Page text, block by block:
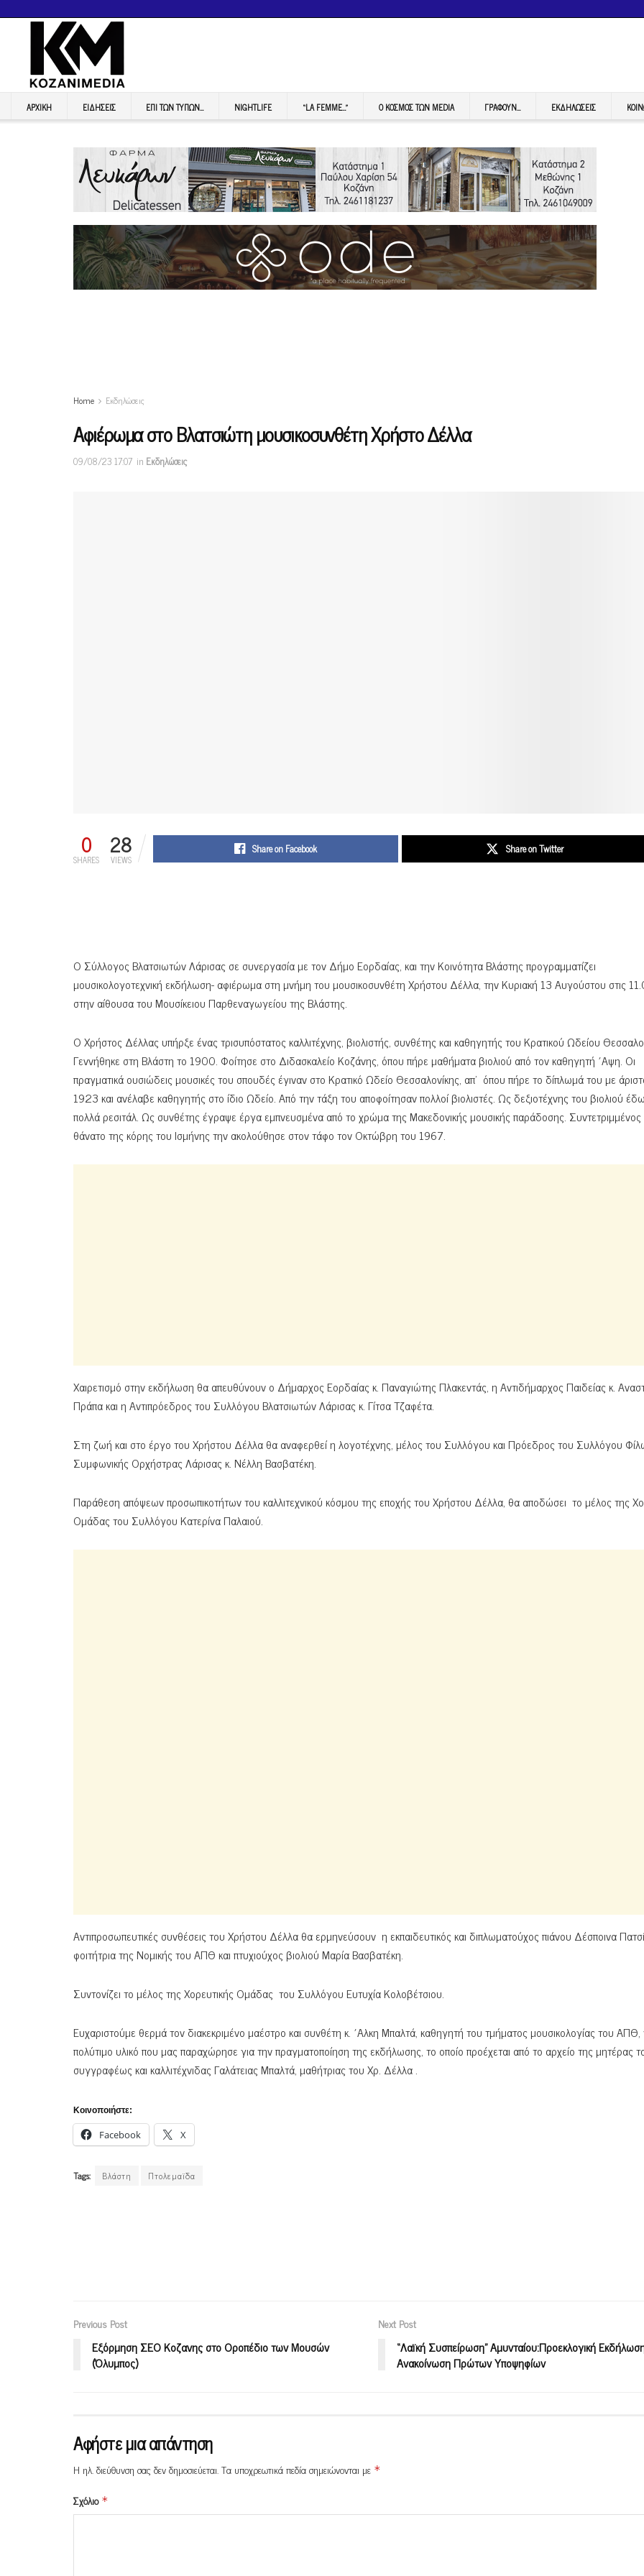
ΑΡΧΙΚΉ ΕΙΔΉΣΕΙΣ ΕΠI ΤΩΝ ΤΥΠΩΝ… NIGHTLIFE “LA FEMME…” Ο ΚΟΣΜΟΣ ΤΩΝ MEDIA ΓΡΆΦΟΥΝ… ΕΚΔΗΛΏΣΕΙΣ
Home Εκδηλώσεις
Αφιέρωμα στο Βλατσιώτη μουσικοσυνθέτη Χρήστο Δέλλα
09/08/23 17:07 in Εκδηλώσεις
0
SHARES 28
VIEWS
Share on Facebook Share on Twitter
Ο Σύλλογος Βλατσιωτών Λάρισας σε συνεργασία με τον Δήμο Εορδαίας, και την Κοινότητα Βλάστης προγραμματίζει
μουσικολογοτεχνική εκδήλωση- αφιέρωμα στη μνήμη του μουσικοσυνθέτη Χρήστου Δέλλα, την Κυριακή 13 Αυγούστου στις
στην αίθουσα του Μουσίκειου Παρθεναγωγείου της Βλάστης.
Ο Χρήστος Δέλλας υπήρξε ένας τρισυπόστατος καλλιτέχνης, βιολιστής, συνθέτης και καθηγητής του Κρατικού Ωδείου
Γεννήθηκε στη Βλάστη το 1900. Φοίτησε στο Διδασκαλείο Κοζάνης, όπου πήρε μαθήματα βιολιού από τον καθηγητή ΄Αψη. Οι
πραγματικά ουσιώδεις μουσικές του σπουδές έγιναν στο Κρατικό Ωδείο Θεσσαλονίκης, απ’ όπου πήρε το δίπλωμά του με
1923 και ανέλαβε καθηγητής στο ίδιο Ωδείο. Από την τάξη του αποφοίτησαν πολλοί βιολιστές. Ως δεξιοτέχνης του βιολιού
πολλά ρεσιτάλ. Ως συνθέτης έγραψε έργα εμπνευσμένα από το χρώμα της Μακεδονικής μουσικής παράδοσης.
θάνατο της κόρης του Ισμήνης την ακολούθησε στον τάφο τον Οκτώβρη του 1967.
Χαιρετισμό στην εκδήλωση θα απευθύνουν ο Δήμαρχος Εορδαίας κ. Παναγιώτης Πλακεντάς, η Αντιδήμαρχος Παιδείας κ.
Πράπα και η Αντιπρόεδρος του Συλλόγου Βλατσιωτών Λάρισας κ. Γίτσα Τζαφέτα.
Στη ζωή και στο έργο του Χρήστου Δέλλα θα αναφερθεί η λογοτέχνης, μέλος του Συλλόγου και Πρόεδρος του Συλλόγου
Συμφωνικής Ορχήστρας Λάρισας κ. Νέλλη Βασβατέκη.
Παράθεση απόψεων προσωπικοτήτων του καλλιτεχνικού κόσμου της εποχής του Χρήστου Δέλλα, θα αποδώσει το μέλος της
Ομάδας του Συλλόγου Κατερίνα Παλαιού.
Αντιπροσωπευτικές συνθέσεις του Χρήστου Δέλλα θα ερμηνεύσουν η εκπαιδευτικός και διπλωματούχος πιάνου Δέσποινα
φοιτήτρια της Νομικής του ΑΠΘ και πτυχιούχος βιολιού Μαρία Βασβατέκη.
Συντονίζει το μέλος της Χορευτικής Ομάδας του Συλλόγου Ευτυχία Κολοβέτσιου.
Ευχαριστούμε θερμά τον διακεκριμένο μαέστρο και συνθέτη κ. ΄Αλκη Μπαλτά, καθηγητή του τμήματος μουσικολογίας του ΑΠΘ,
πολύτιμο υλικό που μας παραχώρησε για την πραγματοποίηση της εκδήλωσης, το οποίο προέχεται από το αρχείο της μητέρας
συγγραφέως και καλλιτέχνιδας Γαλάτειας Μπαλτά, μαθήτριας του Χρ. Δέλλα .
Κοινοποιήστε:
Facebook X
Tags: Βλάστη Πτολεμαϊδα
Previous Post
Εξόρμηση ΣΕΟ Κοζανης στο Οροπέδιο των Μουσών
(Όλυμπος)
Next Post
“Λαϊκή Συσπείρωση” Αμυνταίου:Προεκλογική
Ανακοίνωση Πρώτων Υποψηφίων
Αφήστε μια απάντηση
Η ηλ. διεύθυνση σας δεν δημοσιεύεται. Τα υποχρεωτικά πεδία σημειώνονται με *
Σχόλιο *